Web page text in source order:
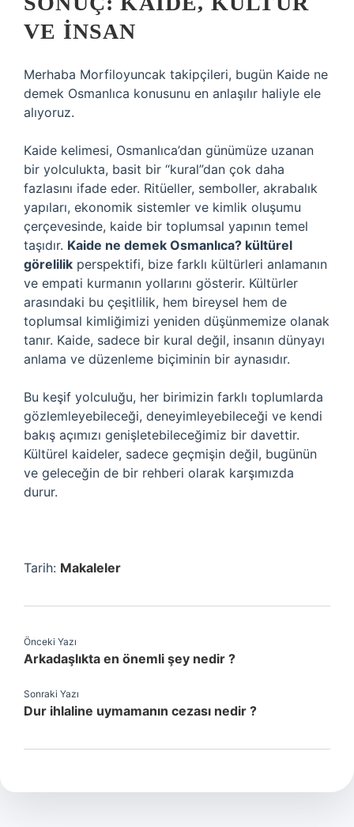
VE İNSAN
Merhaba Morfiloyuncak takipçileri, bugün Kaide ne
demek Osmanlıca konusunu en anlaşılır haliyle ele
alıyoruz.
Kaide kelimesi, Osmanlıca’dan günümüze uzanan
bir yolculukta, basit bir “kural”dan çok daha
fazlasını ifade eder. Ritüeller, semboller, akrabalık
yapıları, ekonomik sistemler ve kimlik oluşumu
çerçevesinde, kaide bir toplumsal yapının temel
taşıdır. Kaide ne demek Osmanlıca? kültürel
görelilik perspektifi, bize farklı kültürleri anlamanın
ve empati kurmanın yollarını gösterir. Kültürler
arasındaki bu çeşitlilik, hem bireysel hem de
toplumsal kimliğimizi yeniden düşünmemize olanak
tanır. Kaide, sadece bir kural değil, insanın dünyayı
anlama ve düzenleme biçiminin bir aynasıdır.
Bu keşif yolculuğu, her birimizin farklı toplumlarda
gözlemleyebileceği, deneyimleyebileceği ve kendi
bakış açımızı genişletebileceğimiz bir davettir.
Kültürel kaideler, sadece geçmişin değil, bugünün
ve geleceğin de bir rehberi olarak karşımızda
durur.
Tarih: Makaleler
Önceki Yazı
Arkadaşlıkta en önemli şey nedir ?
Sonraki Yazı
Dur ihlaline uymamanın cezası nedir ?